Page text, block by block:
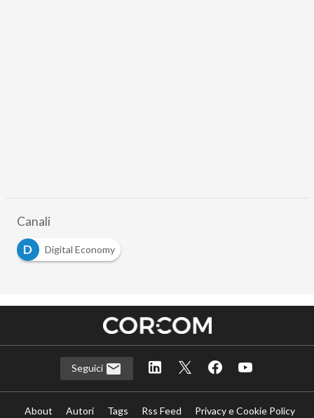
Canali
D
Digital Economy
Seguici
About Autori Tags Rss Feed
Privacy e Cookie Policy